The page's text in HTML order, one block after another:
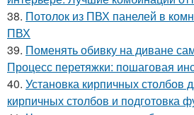
38. Потолок из ПВХ панелей в
ПВХ
39. Поменять обивку на диване
Процесс перетяжки: пошаговая
40. Установка кирпичных столбов
кирпичных столбов и подготовка